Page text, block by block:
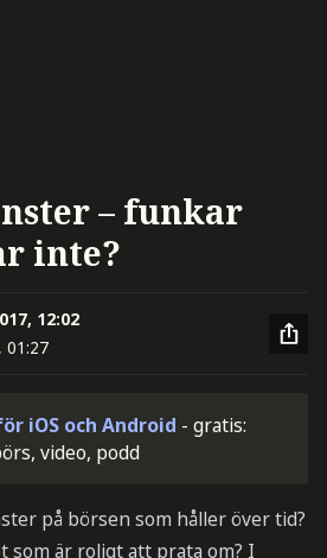
– funkar
inte?
12:02
01:27
iOS och Android - gratis:
video, podd
på börsen som håller över tid?
som är roligt att prata om? I